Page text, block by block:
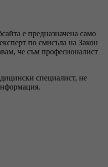
е предназначена само
по смисъла на Закон
че съм професионалист
специалист, не